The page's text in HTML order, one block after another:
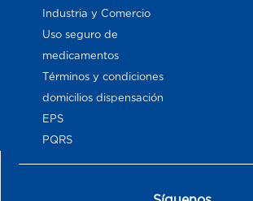
Industria y Comercio
Uso seguro de
medicamentos
Términos y condiciones
domicilios dispensación
EPS
PQRS